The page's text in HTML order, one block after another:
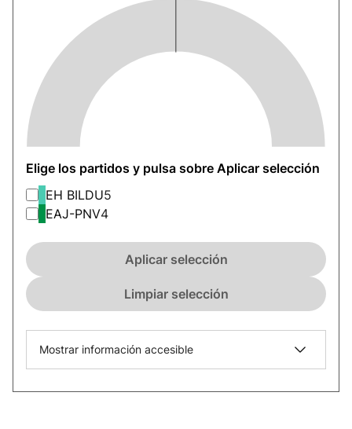
Elige los partidos y pulsa sobre Aplicar selección
EH BILDU5
EAJ-PNV4
Aplicar selección
Limpiar selección
Mostrar información accesible